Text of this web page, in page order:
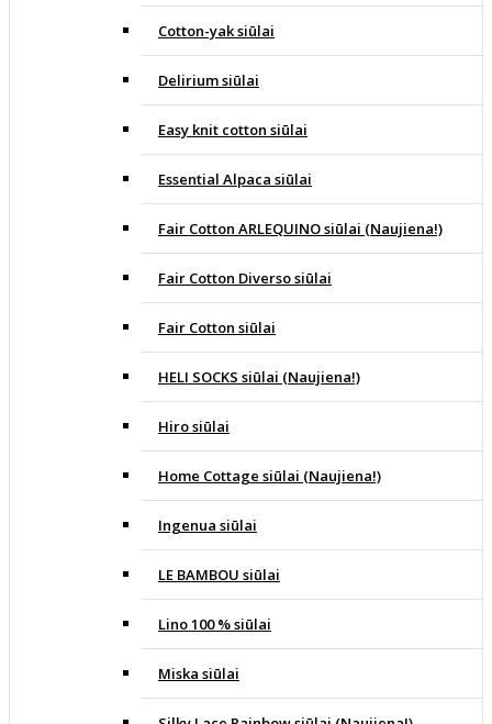
Cotton-yak siūlai
Delirium siūlai
Easy knit cotton siūlai
Essential Alpaca siūlai
Fair Cotton ARLEQUINO siūlai (Naujiena!)
Fair Cotton Diverso siūlai
Fair Cotton siūlai
HELI SOCKS siūlai (Naujiena!)
Hiro siūlai
Home Cottage siūlai (Naujiena!)
Ingenua siūlai
LE BAMBOU siūlai
Lino 100 % siūlai
Miska siūlai